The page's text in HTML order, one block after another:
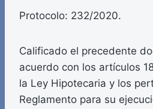
Protocolo: 232/2020.
Calificado el precedente
acuerdo con los artículos
la Ley Hipotecaria y los
Reglamento para su